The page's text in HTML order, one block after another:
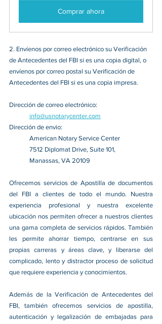
Comprar ahora
2. Envíenos por correo electrónico su Verificación
de Antecedentes del FBI si es una copia digital, o
envíenos por correo postal su Verificación de
Antecedentes del FBI si es una copia impresa.
Dirección de correo electrónico:
info@usnotarycenter.com
Dirección de envio:
American Notary Service Center
7512 Diplomat Drive, Suite 101,
Manassas, VA 20109
Ofrecemos servicios de Apostilla de documentos
del FBI a clientes de todo el mundo. Nuestra
experiencia profesional y nuestra excelente
ubicación nos permiten ofrecer a nuestros clientes
una gama completa de servicios rápidos. También
les permite ahorrar tiempo, centrarse en sus
propias carreras y áreas clave, y liberarse del
complicado, lento y distractor proceso de solicitud
que requiere experiencia y conocimientos.
Además de la Verificación de Antecedentes del
FBI, también ofrecemos servicios de apostilla,
autenticación y legalización de embajadas para